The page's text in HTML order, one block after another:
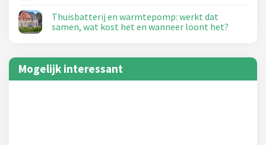
Thuisbatterij en warmtepomp: werkt dat
samen, wat kost het en wanneer loont het?
Mogelijk interessant